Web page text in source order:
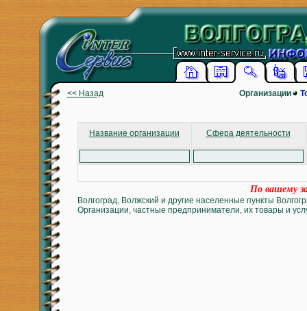
<< Назад Организации
Название организации Сфера деятельности
По вашему
Волгоград, Волжский и другие населенные пункты
Организации, частные предприниматели, их товары и